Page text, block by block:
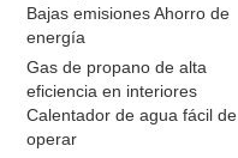
Bajas emisiones Ahorro de
energía
Gas de propano de alta
eficiencia en interiores
Calentador de agua fácil de
operar